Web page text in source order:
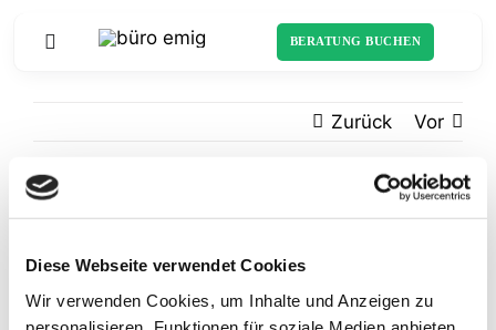
Diese Webseite verwendet Cookies
Wir verwenden Cookies, um Inhalte und Anzeigen zu
Inhalt
BERATUNG BUCHEN
Toggle
Sortiment
Schulranzen
Über uns
Zurück Vor
Zeige
All you need right here
Nam liber tempor cum soluta nobis eleifend
option congue nihil imperdiet doming id quod